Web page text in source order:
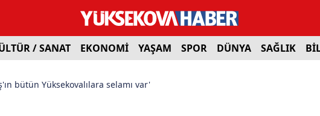
/ SANAT EKONOMİ YAŞAM SPOR DÜNYA SAĞLIK
bütün Yüksekovalılara selamı var'